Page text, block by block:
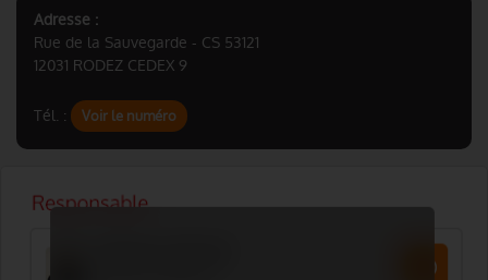
Adresse :
Rue de la Sauvegarde - CS 53121
12031 RODEZ CEDEX 9
Tél. : Voir le numéro